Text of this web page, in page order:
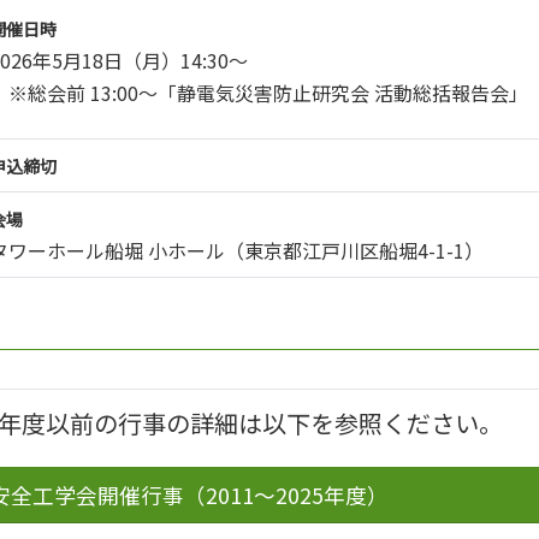
催日時
年5月18日（月）14:30～
会前 13:00～「静電気災害防止研究会 活動総括報告会」
込締切
場
ワーホール船堀 小ホール（東京都江戸川区船堀4-1-1）
度以前の行事の詳細は以下を参照ください。
全工学会開催行事（2011～2025年度）